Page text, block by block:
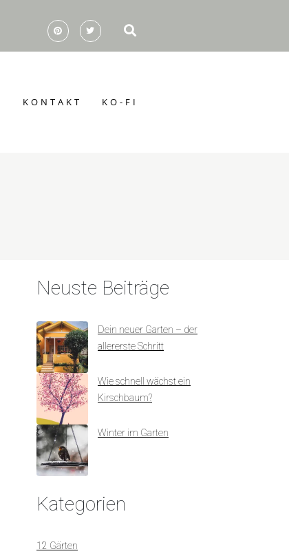
KONTAKT KO-FI
Neuste Beiträge
Dein neuer Garten – der
allererste Schritt
Wie schnell wächst ein
Kirschbaum?
Winter im Garten
Kategorien
12 Gärten